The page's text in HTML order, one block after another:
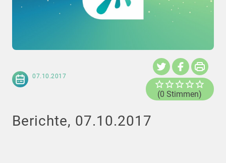
07.10.2017
(0 Stimmen)
Berichte, 07.10.2017